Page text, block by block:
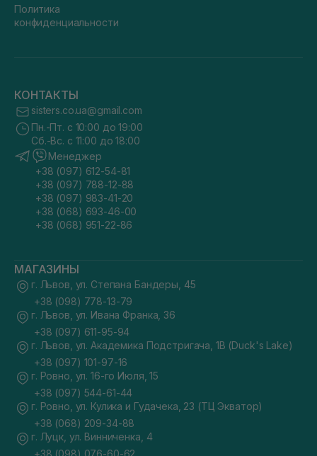
Политика
конфиденциальности
КОНТАКТЫ
sisters.co.ua@gmail.com
Пн.-Пт. с 10:00 до 19:00
Сб.-Вс. с 11:00 до 18:00
Менеджер
+38 (097) 612-54-81
+38 (097) 788-12-88
+38 (097) 983-41-20
+38 (068) 693-46-00
+38 (068) 951-22-86
МАГАЗИНЫ
г. Львов, ул. Степана Бандеры, 45
+38 (098) 778-13-79
г. Львов, ул. Ивана Франка, 36
+38 (097) 611-95-94
г. Львов, ул. Академика Подстригача, 1В (Duck's Lake)
+38 (097) 101-97-16
г. Ровно, ул. 16-го Июля, 15
+38 (097) 544-61-44
г. Ровно, ул. Кулика и Гудачека, 23 (ТЦ Экватор)
+38 (068) 209-34-88
г. Луцк, ул. Винниченка, 4
+38 (098) 076-60-62